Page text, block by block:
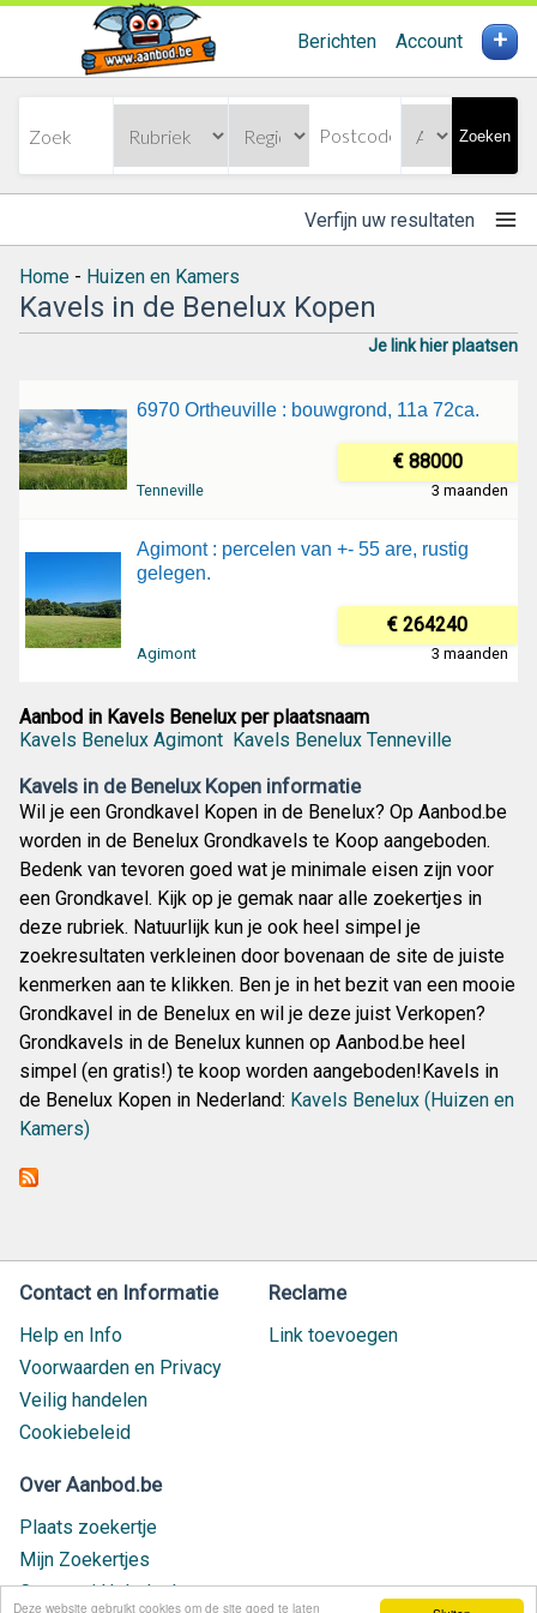
Deze website gebruikt cookies om de site goed te laten
Berichten Account +
Zoeken
Verfijn uw resultaten
Home - Huizen en Kamers
Kavels in de Benelux Kopen
Je link hier plaatsen
6970 Ortheuville : bouwgrond, 11a 72ca.
€ 88000
Tenneville 3 maanden
Agimont : percelen van +- 55 are, rustig
gelegen.
€ 264240
Agimont 3 maanden
Aanbod in Kavels Benelux per plaatsnaam
Kavels Benelux Agimont Kavels Benelux Tenneville
Kavels in de Benelux Kopen informatie
Wil je een Grondkavel Kopen in de Benelux? Op Aanbod.be
worden in de Benelux Grondkavels te Koop aangeboden.
Bedenk van tevoren goed wat je minimale eisen zijn voor
een Grondkavel. Kijk op je gemak naar alle zoekertjes in
deze rubriek. Natuurlijk kun je ook heel simpel je
zoekresultaten verkleinen door bovenaan de site de juiste
kenmerken aan te klikken. Ben je in het bezit van een mooie
Grondkavel in de Benelux en wil je deze juist Verkopen?
Grondkavels in de Benelux kunnen op Aanbod.be heel
simpel (en gratis!) te koop worden aangeboden!Kavels in
de Benelux Kopen in Nederland: Kavels Benelux (Huizen en
Kamers)
Contact en Informatie
Help en Info
Voorwaarden en Privacy
Veilig handelen
Cookiebeleid
Reclame
Link toevoegen
Over Aanbod.be
Plaats zoekertje
Mijn Zoekertjes
Contact / Helpdesk